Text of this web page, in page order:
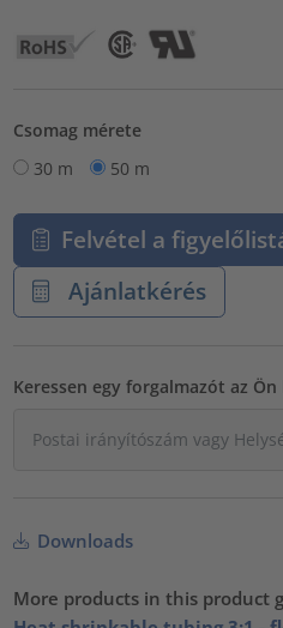
Csomag mérete
30 m
50 m
Felvétel a
Ajánlatkérés
Keressen egy forgalmazót az Ön
Downloads
More products in this product